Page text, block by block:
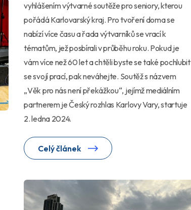
vyhlášením výtvarné soutěže pro seniory, kterou
pořádá Karlovarský kraj. Pro tvoření doma se
nabízí více času a řada výtvarníků se vrací k
tématům, jež posbírali v průběhu roku. Pokud je
vám více než 60 let a chtěli byste se také pochlubit
se svojí prací, pak neváhejte. Soutěž s názvem
„Věk pro nás není překážkou“, jejímž mediálním
partnerem je Český rozhlas Karlovy Vary, startuje
2. ledna 2024.
Celý článek